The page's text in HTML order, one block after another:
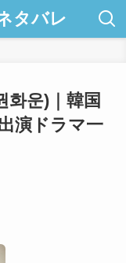
タバレ
화운)｜韓国
演ドラマ一